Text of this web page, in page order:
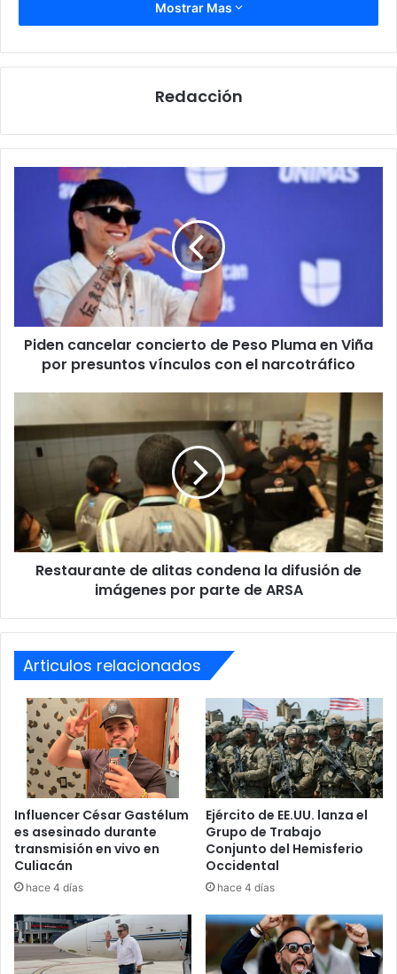
Las autoridades especificaron que entre los
migrantes
rescatados se encuentran adultos mayores y menores de
edad saludables que se encontraron en una casa de
seguridad del fronterizo.
Además, precisaron que se abrió una carpeta de
investigación para deslindar las responsabilidades sobre
posibles delitos cometidos contra los
fueron puestos a disposición de las autoridades
mexicanas.
“Las 61 personas (Guatemala, Ecuador, El Salvador), se
encuentran en buen estado de salud y fueron puestas a
disposición de las autoridades competentes quienes
determinarán su estatus migratorio”, comunicaron las
autoridades de forma oficial.
Mostrar Mas
Redacción
cancelar
Pluma
por
presuntos
vínculos
Piden cancelar concierto de Peso Pluma en Viña
por presuntos vínculos con el narcotráfico
alitas
condena
de
imágenes
por
parteRestaurante de alitas condena la difusión de
imágenes por parte de ARSA
Articulos relacionados
Influencer César Gastélum
es asesinado durante
transmisión en vivo en
Culiacán
hace 4 días
Ejército de EE.UU. lanza el
Grupo de Trabajo
Conjunto del Hemisferio
Occidental
hace 4 días